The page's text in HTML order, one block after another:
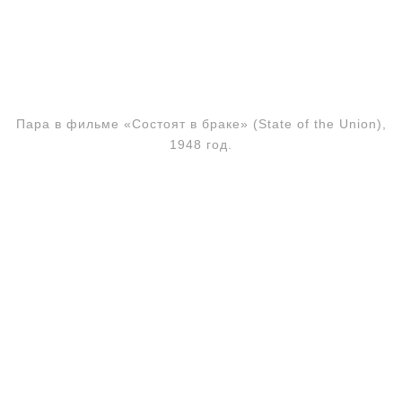
Пара в фильме «Состоят в браке» (State of the Union),
1948 год.